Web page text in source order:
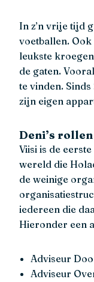
In z’n vrije tijd
voetballen.
leukste
de gaten.
te vinden.
zijn eigen
Deni’s rollen
Viisi is de
wereld die
de weinige
iedereen die
Hieronder een
Adviseur
Adviseur